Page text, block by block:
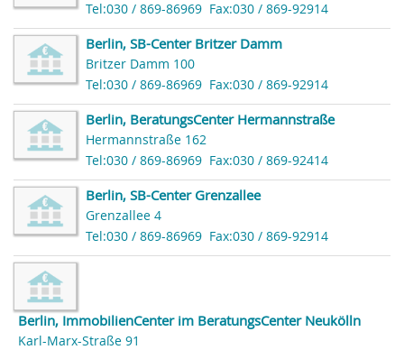
Tel:030 / 869-86969 Fax:030 / 869-92914
Berlin, SB-Center Britzer Damm
Britzer Damm 100
Tel:030 / 869-86969 Fax:030 / 869-92914
Berlin, BeratungsCenter Hermannstraße
Hermannstraße 162
Tel:030 / 869-86969 Fax:030 / 869-92414
Berlin, SB-Center Grenzallee
Grenzallee 4
Tel:030 / 869-86969 Fax:030 / 869-92914
Berlin, ImmobilienCenter im BeratungsCenter Neukölln
Karl-Marx-Straße 91